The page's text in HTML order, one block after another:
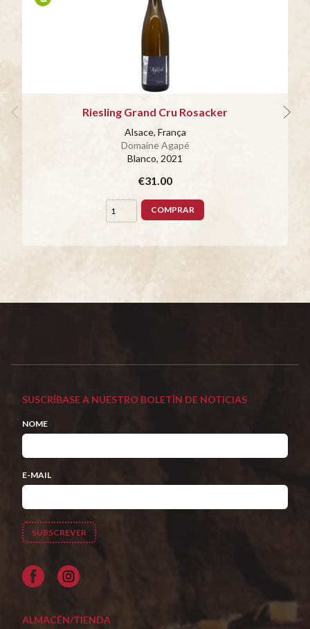
Riesling Grand Cru Rosacker
Alsace, França
Domaine Agapé
Blanco, 2021
€31.00
COMPRAR
SUSCRÍBASE A NUESTRO BOLETÍN DE NOTICIAS
NOME
E-MAIL
Facebook
ALMACÉN/TIENDA